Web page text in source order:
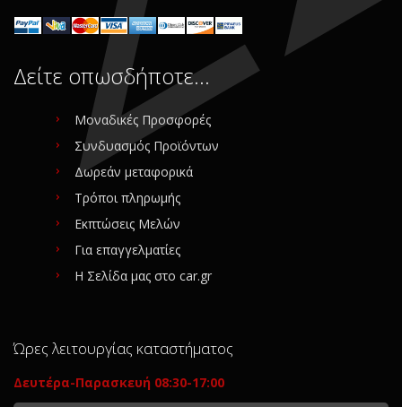
Δείτε οπωσδήποτε…
Μοναδικές Προσφορές
Συνδυασμός Προϊόντων
Δωρεάν μεταφορικά
Τρόποι πληρωμής
Εκπτώσεις Μελών
Για επαγγελματίες
Η Σελίδα μας στο car.gr
Ώρες λειτουργίας καταστήματος
Δευτέρα-Παρασκευή 08:30-17:00